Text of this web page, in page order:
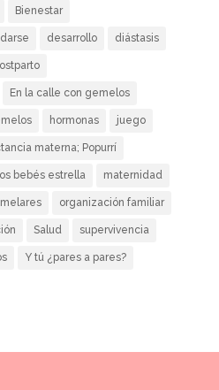
Bienestar
desarrollo diástasis
En la calle con gemelos
hormonas juego
materna; Popurrí
bebés estrella maternidad
organización familiar
Salud supervivencia
Y tú ¿pares a pares?